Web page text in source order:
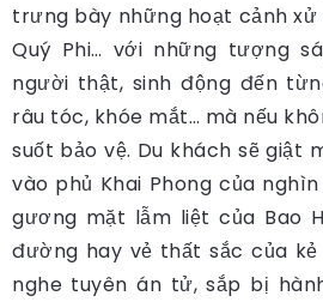
trưng bày những hoạt cảnh xử
Quý Phi… với những tượng
người thật, sinh động đến
râu tóc, khóe mắt… mà nếu
suốt bảo vệ. Du khách sẽ giật
vào phủ Khai Phong của
gương mặt lẫm liệt của Bao
đường hay vẻ thất sắc của
nghe tuyên án tử, sắp bị